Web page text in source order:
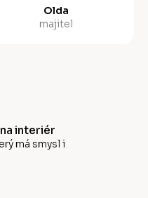
Olda
majitel
interiér
má smysl i